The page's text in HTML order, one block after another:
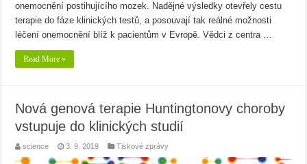
onemocnění postihujícího mozek. Nadějné výsledky otevřely cestu
terapie do fáze klinických testů, a posouvají tak reálné možnosti
léčení onemocnění blíž k pacientům v Evropě. Vědci z centra …
Read More »
Nová genová terapie Huntingtonovy choroby
vstupuje do klinických studií
science 3. 9. 2019 Tiskové zprávy